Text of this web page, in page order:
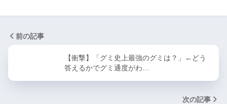
前の記事
【衝撃】「グミ史上最強のグミは？」←どう
答えるかでグミ通度がわ…
次の記事